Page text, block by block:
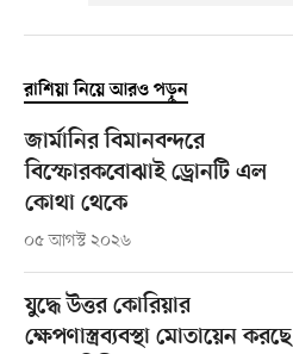
রাশিয়া নিয়ে আরও পড়ুন
জার্মানির বিমানবন্দরে
বিস্ফোরকবোঝাই ড্রোনটি এল
কোথা থেকে
০৫ আগস্ট ২০২৬
যুদ্ধে উত্তর কোরিয়ার
ক্ষেপণাস্ত্রব্যবস্থা মোতায়েন করছে